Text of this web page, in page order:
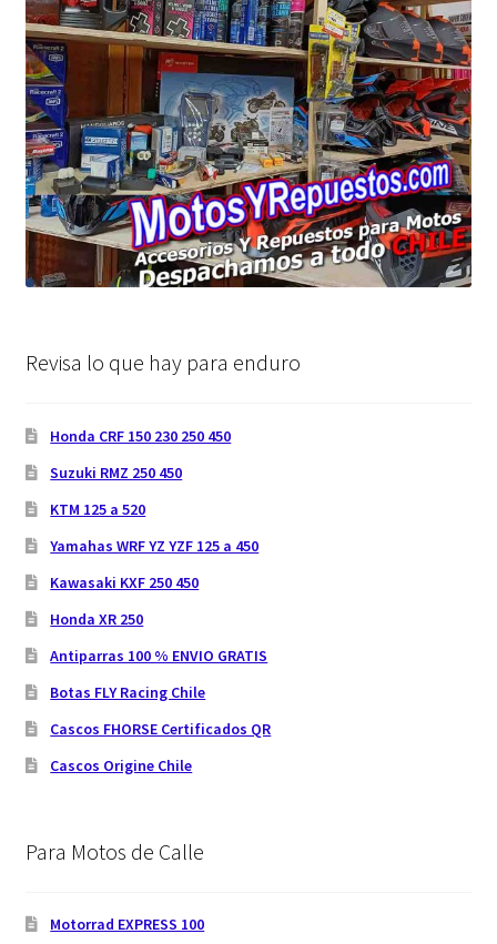
Revisa lo que hay para enduro
Honda CRF 150 230 250 450
Suzuki RMZ 250 450
KTM 125 a 520
Yamahas WRF YZ YZF 125 a 450
Kawasaki KXF 250 450
Honda XR 250
Antiparras 100 % ENVIO GRATIS
Botas FLY Racing Chile
Cascos FHORSE Certificados QR
Cascos Origine Chile
Para Motos de Calle
Motorrad EXPRESS 100